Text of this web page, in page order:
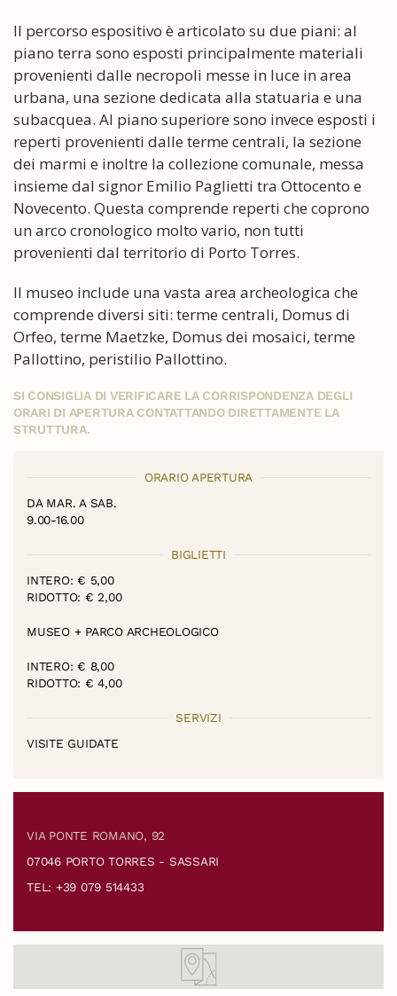
Il percorso espositivo è articolato su due piani: al
piano terra sono esposti principalmente materiali
provenienti dalle necropoli messe in luce in area
urbana, una sezione dedicata alla statuaria e una
subacquea. Al piano superiore sono invece esposti i
reperti provenienti dalle terme centrali, la sezione
dei marmi e inoltre la collezione comunale, messa
insieme dal signor Emilio Paglietti tra Ottocento e
Novecento. Questa comprende reperti che coprono
un arco cronologico molto vario, non tutti
provenienti dal territorio di Porto Torres.
Il museo include una vasta area archeologica che
comprende diversi siti: terme centrali, Domus di
Orfeo, terme Maetzke, Domus dei mosaici, terme
Pallottino, peristilio Pallottino.
SI CONSIGLIA DI VERIFICARE LA CORRISPONDENZA DEGLI
ORARI DI APERTURA CONTATTANDO DIRETTAMENTE LA
STRUTTURA.
ORARIO APERTURA
DA MAR. A SAB.
9.00-16.00
BIGLIETTI
INTERO: € 5,00
RIDOTTO: € 2,00
MUSEO + PARCO ARCHEOLOGICO
INTERO: € 8,00
RIDOTTO: € 4,00
SERVIZI
VISITE GUIDATE
VIA PONTE ROMANO, 92
07046 PORTO TORRES - SASSARI
TEL: +39 079 514433